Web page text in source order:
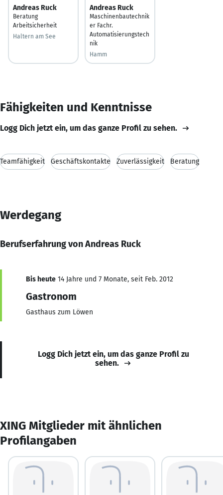
Andreas Ruck
Beratung
Arbeitsicherheit
Haltern am See
Andreas Ruck
Maschinenbautechnik
er Fachr.
Automatisierungstech
nik
Hamm
Fähigkeiten und Kenntnisse
Logg Dich jetzt ein, um das ganze Profil zu sehen.
Teamfähigkeit Geschäftskontakte Zuverlässigkeit Beratung
Werdegang
Berufserfahrung von Andreas Ruck
Bis heute 14 Jahre und 7 Monate, seit Feb. 2012
Gastronom
Gasthaus zum Löwen
Logg Dich jetzt ein, um das ganze Profil zu
sehen.
XING Mitglieder mit ähnlichen
Profilangaben